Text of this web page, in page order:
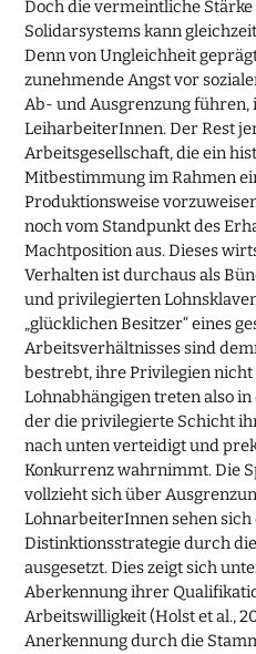
Doch die vermeintliche Stärke
Solidarsystems kann
Denn von Ungleichheit
zunehmende Angst vor
Ab- und Ausgrenzung führen,
LeiharbeiterInnen. Der Rest
Arbeitsgesellschaft, die ein
Mitbestimmung im Rahmen
Produktionsweise
noch vom Standpunkt des
Machtposition aus. Dieses
Verhalten ist durchaus als
und privilegierten
„glücklichen Besitzer“ eines
Arbeitsverhältnisses sind
bestrebt, ihre Privilegien nicht
Lohnabhängigen treten also
der die privilegierte Schicht
nach unten verteidigt und
Konkurrenz wahrnimmt. Die
vollzieht sich über
LohnarbeiterInnen sehen
Distinktionsstrategie durch
ausgesetzt. Dies zeigt sich
Aberkennung ihrer
Arbeitswilligkeit (Holst et al.,
Anerkennung durch die